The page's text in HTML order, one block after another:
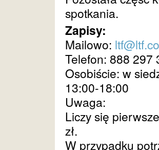
spotkania.
Zapisy:
Mailowo:
Telefon: 888 297
Osobiście: w
13:00-18:00
Uwaga:
Liczy się
zł.
W przypadku